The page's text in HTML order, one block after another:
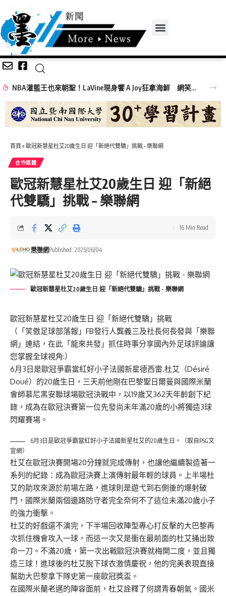
NBA灌籃王也來朝聖！LaVine現身饗 A Joy狂拿海鮮 網笑：吃飯免費看球星
首頁 » 歐冠新慧星杜艾20歲生日 迎「新絕代雙驕」挑戰 – 樂聯網
合作媒體
歐冠新慧星杜艾20歲生日 迎「新絕
代雙驕」挑戰 – 樂聯網
樂聯網Published: 2025/06/04
16 Min Read
歐冠新慧星杜艾20歲生日 迎「新絕代雙驕」挑戰 - 樂聯網
歐冠新慧星杜艾20歲生日 迎「新絕代雙驕」挑戰
（「笑傲足球部落報」FB發行人龔義三及社長何長發與「樂聯
網」連結，在此「龍來共發」抓住時事分享國內外足球評論讓
您掌握全球視角:）
6月3日是歐冠爭霸當紅好小子法國新星德西雷.杜艾（Désiré
Doué）的20歲生日，三天前他剛在巴黎聖日爾曼與國際米蘭
會師慕尼黑安聯球場歐冠決戰中，以19歲又362天年齡創下紀
錄，成為在歐冠決賽第一位先發尚未年滿20歲的小將獨造3球
閃耀賽場。
6月3日是歐冠爭霸當紅好小子法國新星杜艾的20歲生日。（取自PSG文
宣網）
杜艾在歐冠決賽開場20分鐘就完成傳射，也讓他繼續製造著一
系列的紀錄：成為歐冠決賽上演傳射最年輕的球員。上半場杜
艾的助攻來源於前場左路，進球則是遊弋到右側後的爆射破
門，國際米蘭兩個邊路防守者完全奈何不了這位未滿20歲小子
的強力衝擊。
杜艾的好戲還不演完，下半場回收陣型專心打反擊的大巴黎再
次抓住機會攻入一球，而這一次又是衝在最前面的杜艾捅出致
命一刀。不滿20歲，第一次出戰歐冠決賽就梅開二度，並且獨
造三球！進球後的杜艾脫下球衣激情慶祝，他的完美表現直接
幫助大巴黎拿下隊史第一座歐冠獎盃。
在國際米蘭老邁的陣容面前，杜艾詮釋了何謂青春朝氣。國米